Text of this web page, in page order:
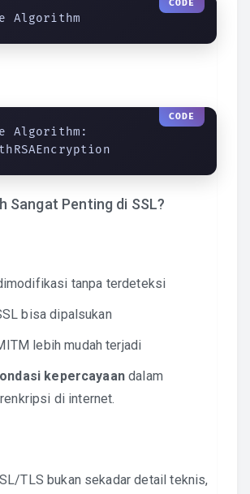
Algorithm
Algorithm:
Sangat Penting di SSL?
tanpa terdeteksi
bisa dipalsukan
lebih mudah terjadi
kepercayaandalam
di internet.
TLS bukan sekadar detail teknis,